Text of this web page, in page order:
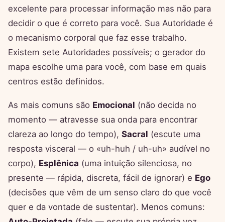
excelente para processar informação mas não para
decidir o que é correto para você. Sua Autoridade é
o mecanismo corporal que faz esse trabalho.
Existem sete Autoridades possíveis; o gerador do
mapa escolhe uma para você, com base em quais
centros estão definidos.
As mais comuns são Emocional (não decida no
momento — atravesse sua onda para encontrar
clareza ao longo do tempo), Sacral (escute uma
resposta visceral — o «uh-huh / uh-uh» audível no
corpo), Esplênica (uma intuição silenciosa, no
presente — rápida, discreta, fácil de ignorar) e Ego
(decisões que vêm de um senso claro do que você
quer e da vontade de sustentar). Menos comuns: